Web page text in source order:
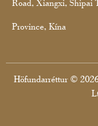
Road, Xiangxi, Shipai
Province, Kína
Höfundarréttur ©